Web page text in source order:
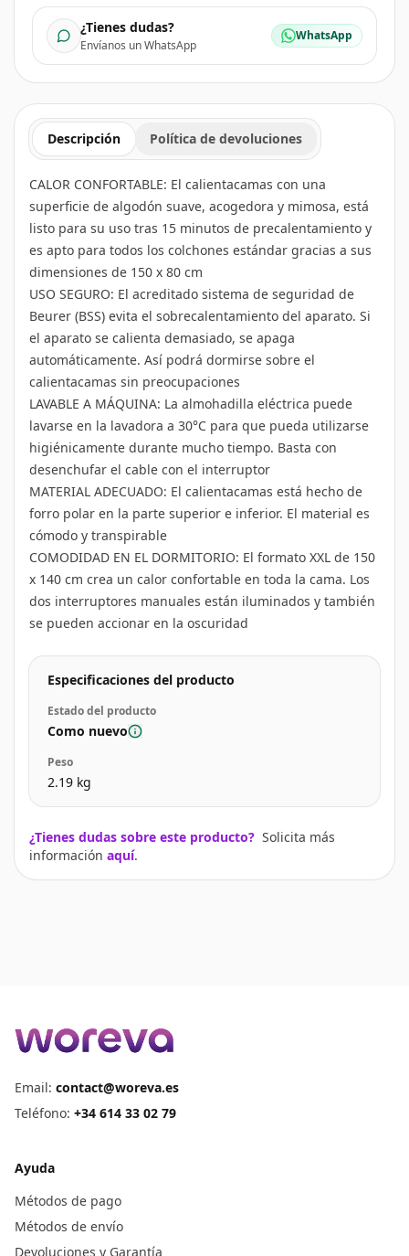
¿Tienes dudas?
Envíanos un WhatsApp
WhatsApp
Descripción Política de devoluciones
CALOR CONFORTABLE: El calientacamas con una
superficie de algodón suave, acogedora y mimosa, está
listo para su uso tras 15 minutos de precalentamiento y
es apto para todos los colchones estándar gracias a sus
dimensiones de 150 x 80 cm
USO SEGURO: El acreditado sistema de seguridad de
Beurer (BSS) evita el sobrecalentamiento del aparato. Si
el aparato se calienta demasiado, se apaga
automáticamente. Así podrá dormirse sobre el
calientacamas sin preocupaciones
LAVABLE A MÁQUINA: La almohadilla eléctrica puede
lavarse en la lavadora a 30°C para que pueda utilizarse
higiénicamente durante mucho tiempo. Basta con
desenchufar el cable con el interruptor
MATERIAL ADECUADO: El calientacamas está hecho de
forro polar en la parte superior e inferior. El material es
cómodo y transpirable
COMODIDAD EN EL DORMITORIO: El formato XXL de 150
x 140 cm crea un calor confortable en toda la cama. Los
dos interruptores manuales están iluminados y también
se pueden accionar en la oscuridad
Especificaciones del producto
Estado del producto
Como nuevo
Peso
2.19 kg
¿Tienes dudas sobre este producto? Solicita más
información aquí.
Email: contact@woreva.es
Teléfono: +34 614 33 02 79
Ayuda
Métodos de pago
Métodos de envío
Devoluciones y Garantía